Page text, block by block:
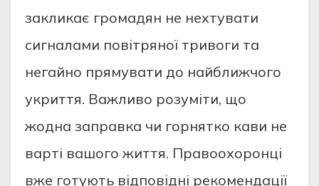
закликає громадян не нехтувати
сигналами повітряної тривоги та
негайно прямувати до найближчого
укриття. Важливо розуміти, що
жодна заправка чи горнятко кави не
варті вашого життя. Правоохоронці
вже готують відповідні рекомендації